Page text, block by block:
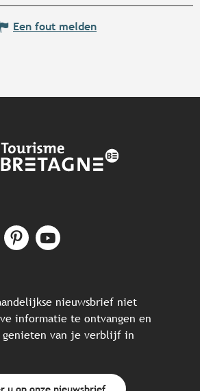
Een fout melden
nieuwsbrief niet
informatie te ontvangen en
van je verblijf in
u op onze nieuwsbrief